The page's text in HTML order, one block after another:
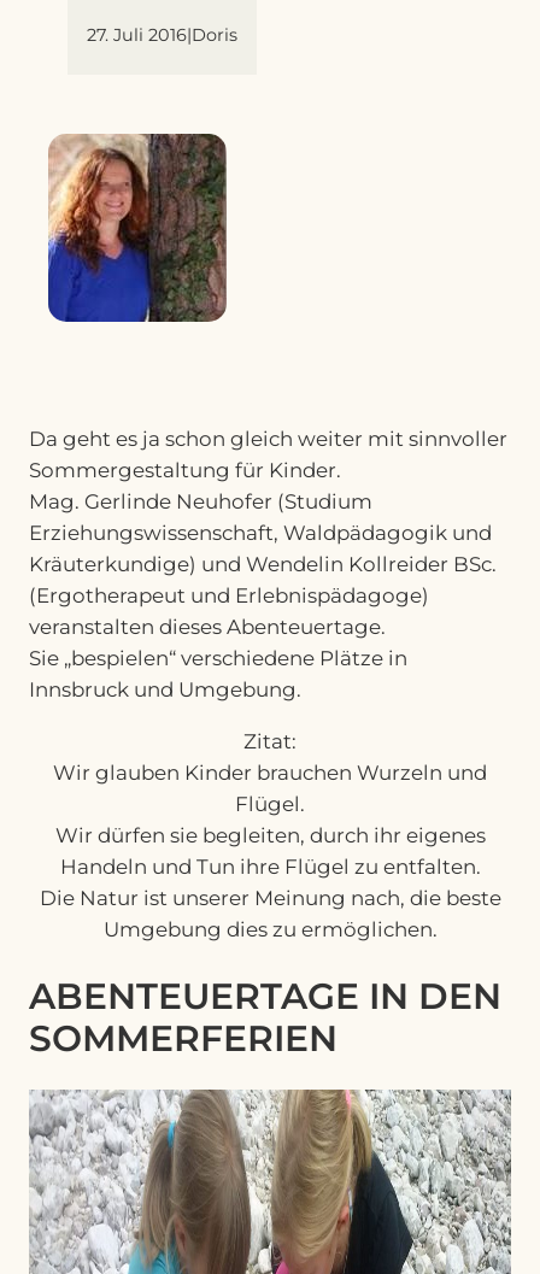
27. Juli 2016|Doris
Da geht es ja schon gleich weiter mit sinnvoller
Sommergestaltung für Kinder.
Mag. Gerlinde Neuhofer (Studium
Erziehungswissenschaft, Waldpädagogik und
Kräuterkundige) und Wendelin Kollreider BSc.
(Ergotherapeut und Erlebnispädagoge)
veranstalten dieses Abenteuertage.
Sie „bespielen“ verschiedene Plätze in
Innsbruck und Umgebung.
Zitat:
Wir glauben Kinder brauchen Wurzeln und
Flügel.
Wir dürfen sie begleiten, durch ihr eigenes
Handeln und Tun ihre Flügel zu entfalten.
Die Natur ist unserer Meinung nach, die beste
Umgebung dies zu ermöglichen.
ABENTEUERTAGE IN DEN
SOMMERFERIEN